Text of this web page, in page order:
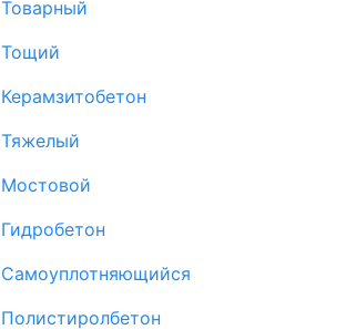
Товарный
Тощий
Керамзитобетон
Тяжелый
Мостовой
Гидробетон
Самоуплотняющийся
Полистиролбетон